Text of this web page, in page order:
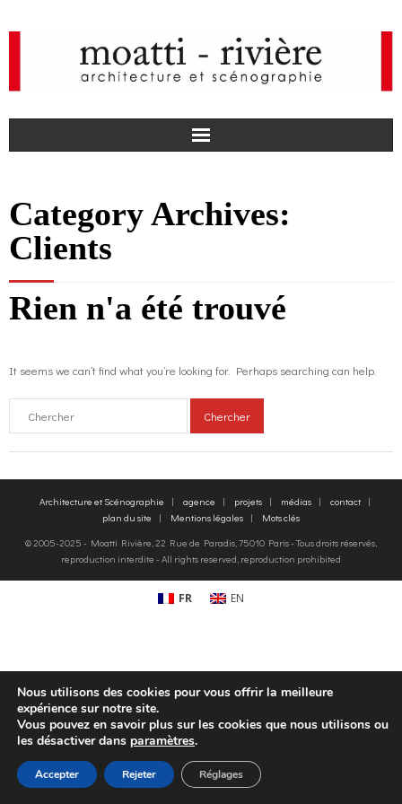
a
c
e
o
I
n
s
a
m
actualités
agence
médias
Category Archives:
Clients
Rien n'a été trouvé
It seems we can’t find what you’re looking for. Perhaps searching can help.
Architecture et Scénographie agence projets médias
contact
plan du site
Mentions légales
Mots clés
© 2005-2025 - Moatti Rivière, 22 Rue de Paradis, 75010 Paris - Tous droits réservés,
reproduction interdite - All rights reserved, reproduction prohibited
Nous utilisons des cookies pour vous offrir la meilleure
expérience sur notre site.
Vous pouvez en savoir plus sur les cookies que nous utilisons ou
les désactiver dans paramètres.
Accepter Rejeter Réglages
FR EN